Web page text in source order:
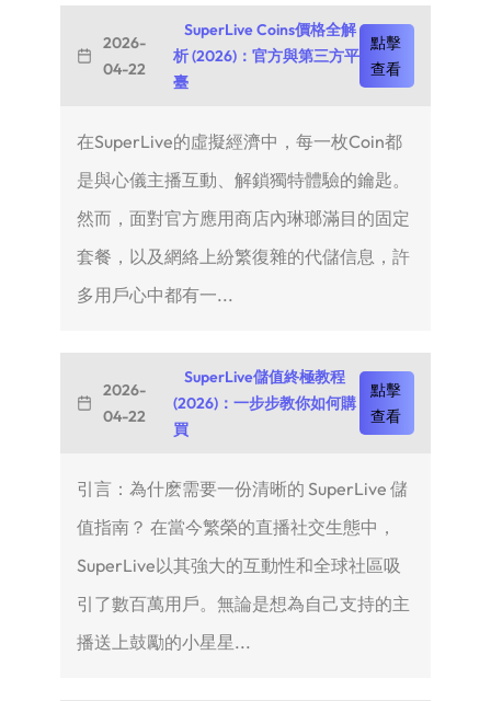
2026-
04-22
SuperLive Coins價格全解
析 (2026)：官方與第三方平
臺
點擊
查看
在SuperLive的虛擬經濟中，每一枚Coin都
是與心儀主播互動、解鎖獨特體驗的鑰匙。
然而，面對官方應用商店內琳瑯滿目的固定
套餐，以及網絡上紛繁復雜的代儲信息，許
多用戶心中都有一...
2026-
04-22
SuperLive儲值終極教程
(2026)：一步步教你如何購
買
點擊
查看
引言：為什麽需要一份清晰的 SuperLive 儲
值指南？ 在當今繁榮的直播社交生態中，
SuperLive以其強大的互動性和全球社區吸
引了數百萬用戶。無論是想為自己支持的主
播送上鼓勵的小星星...